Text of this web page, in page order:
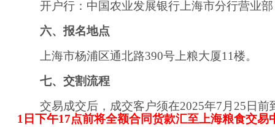
开户行：中国农业发展银行上海市分行营业部
六、报名地点
上海市杨浦区通北路390号上粮大厦1 1楼。
七、交割流程
交易成交后，成交客户须在2025年7 月 25 日前
1 日下午17点前将全额合同货款汇至上海粮食交